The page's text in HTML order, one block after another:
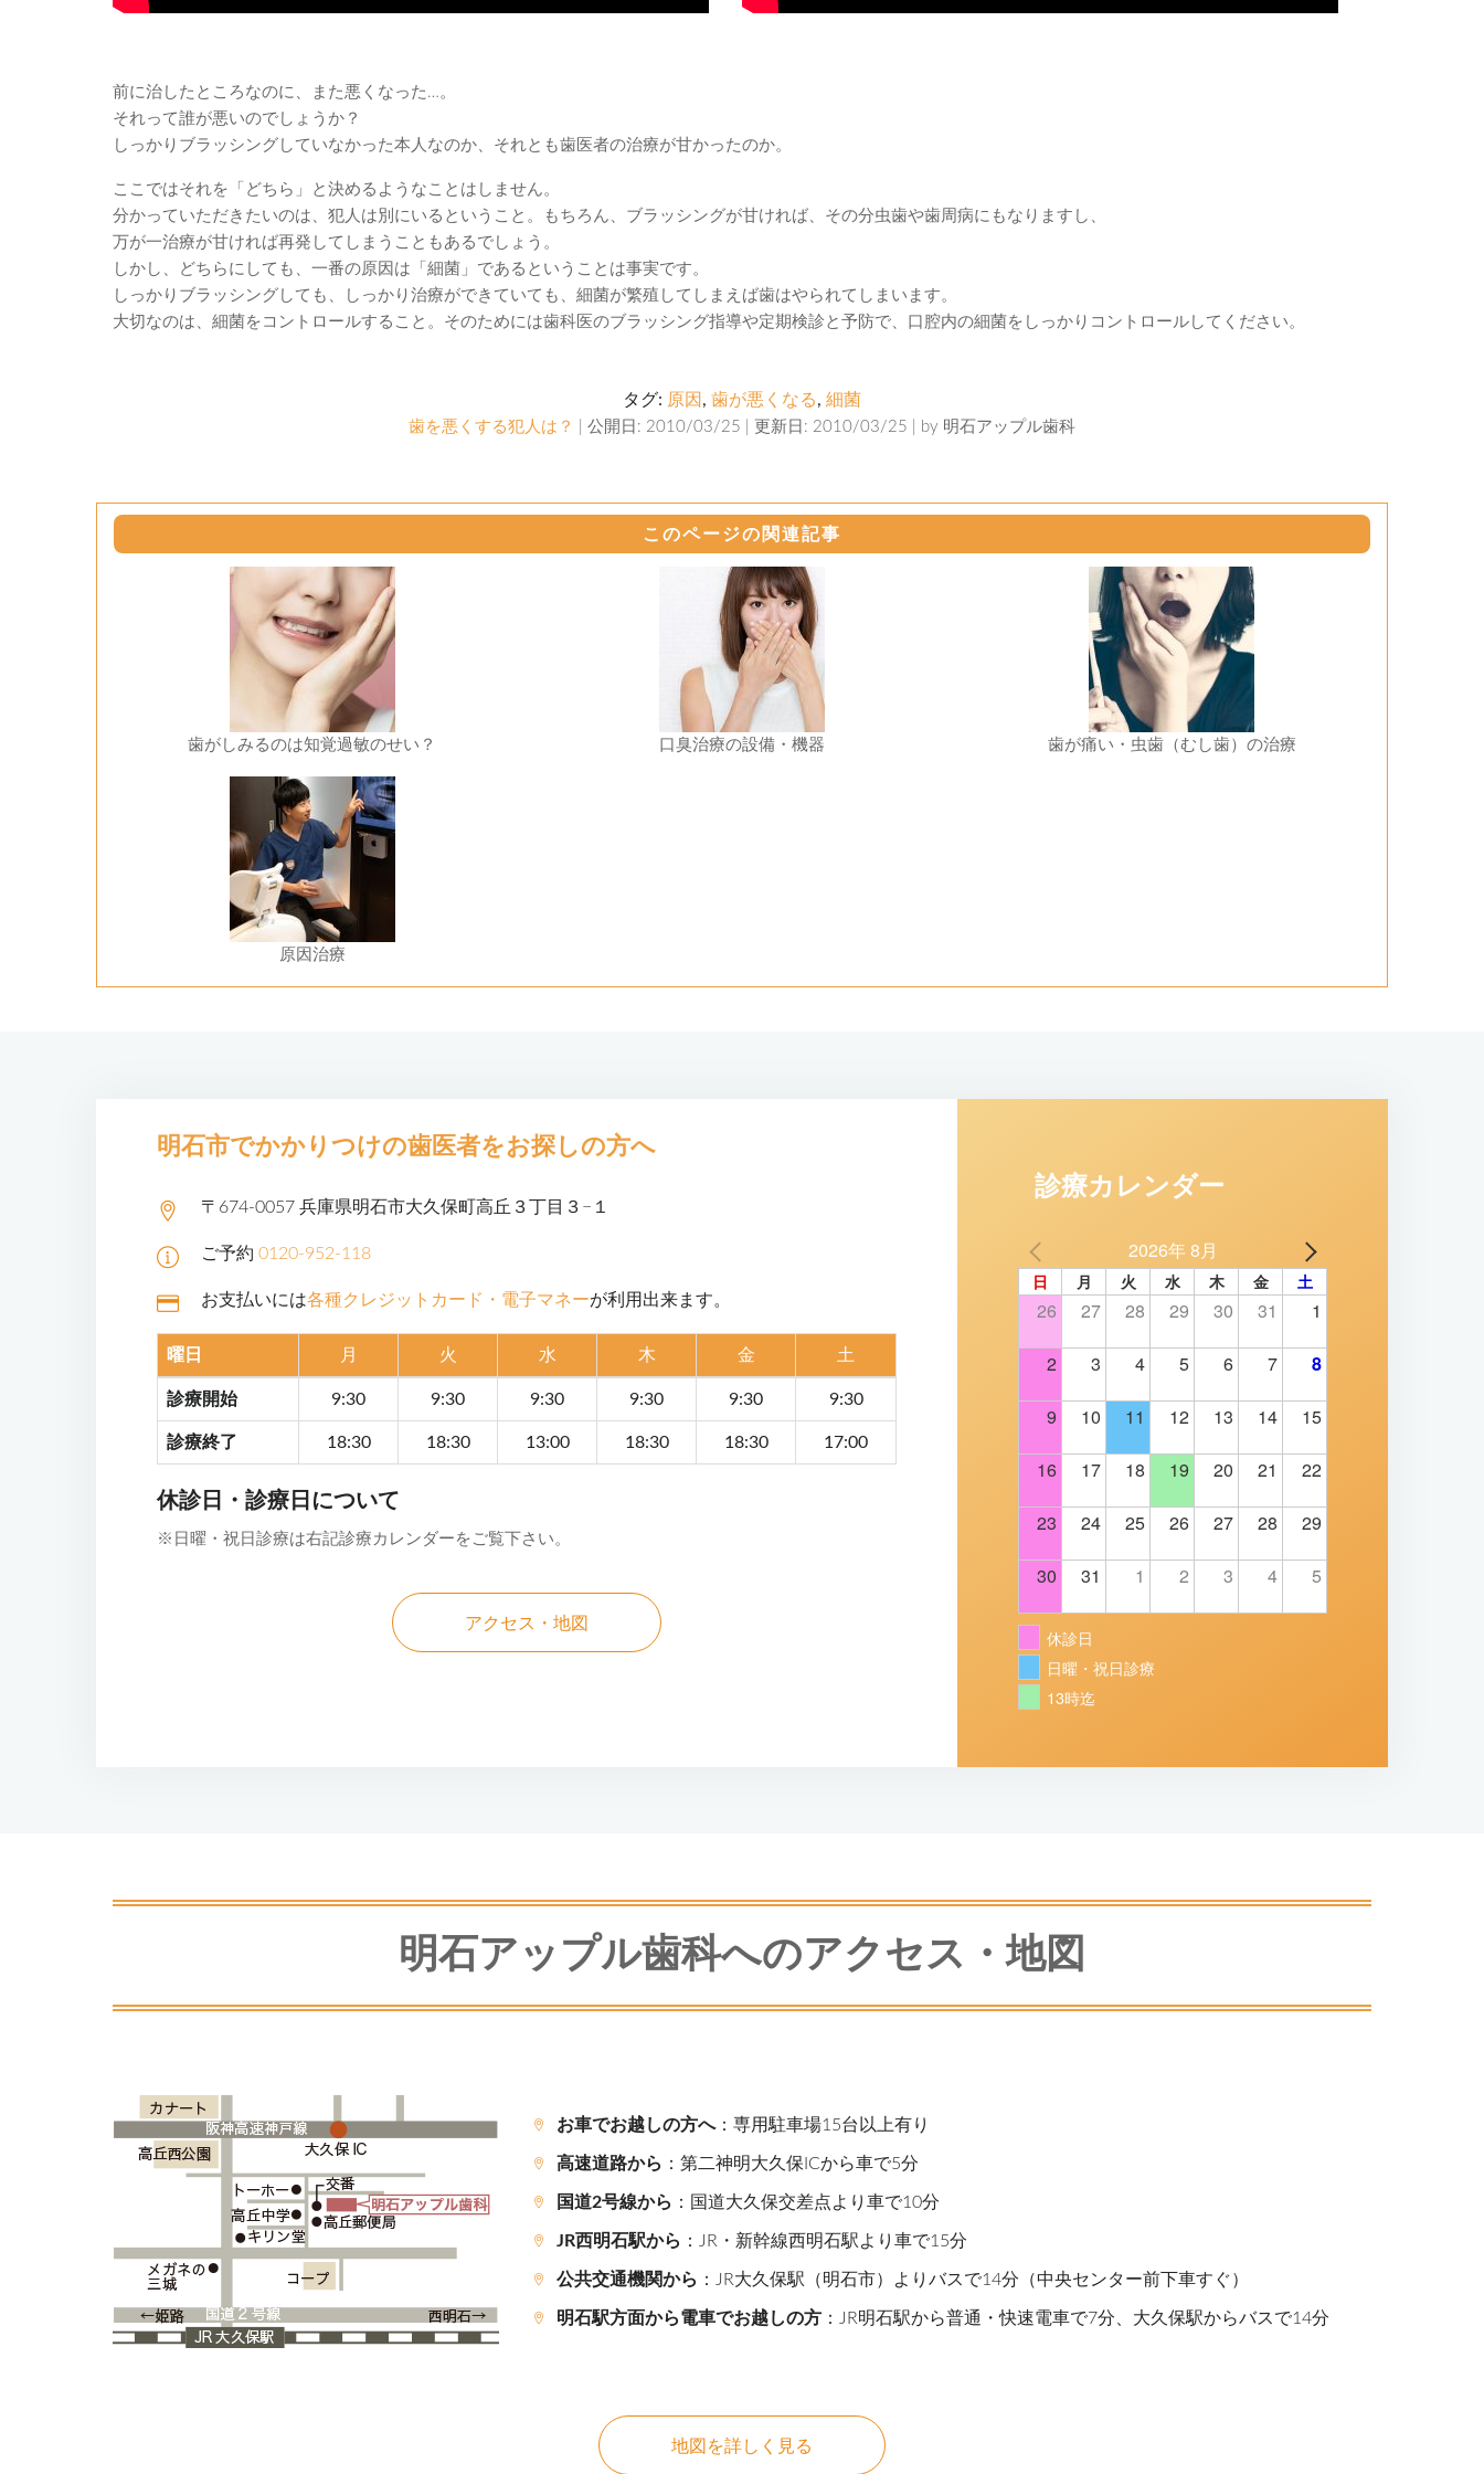
前に治したところなのに、また悪くなった…。
それって誰が悪いのでしょうか？
しっかりブラッシングしていなかった本人なのか、それとも歯医者の治療が甘かったのか。
ここではそれを「どちら」と決めるようなことはしません。
分かっていただきたいのは、犯人は別にいるということ。もちろん、ブラッシングが甘ければ、その分虫歯や歯周病にもなりますし、
万が一治療が甘ければ再発してしまうこともあるでしょう。
しかし、どちらにしても、一番の原因は「細菌」であるということは事実です。
しっかりブラッシングしても、しっかり治療ができていても、細菌が繁殖してしまえば歯はやられてしまいます。
大切なのは、細菌をコントロールすること。そのためには歯科医のブラッシング指導や定期検診と予防で、口腔内の細菌をしっかりコントロールしてください。
タグ: 原因 , 歯が悪くなる, 細菌
歯を悪くする犯人は？ | 公開日: 2010/03/25 | 更新日: 2010/03/25 | by 明石アップル歯科
このページの関連記事
歯がしみるのは知覚過敏のせい？ 口臭治療の設備・機器 歯が痛い・虫歯（むし歯）の治療
原因治療
明石市でかかりつけの歯医者をお探しの方へ
〒674-0057 兵庫県明石市大久保町高丘３丁目３−１
ご予約 0120-952-118
お支払いには各種クレジットカード・電子マネーが利用出来ます。
曜日 月 火 水 木 金 土
診療開始 9:30 9:30 9:30 9:30 9:30 9:30
診療終了 18:30 18:30 13:00 18:30 18:30 17:00
休診日・診療日について
※日曜・祝日診療は右記診療カレンダーをご覧下さい。
アクセス・地図
診療カレンダー
2026年 8月
日 月 火 水 木 金 土
26 27 28 29 30 31 1
2 3 4 5 6 7 8
9 10 11 12 13 14 15
16 17 18 19 20 21 22
23 24 25 26 27 28 29
30 31 1 2 3 4 5
休診日
日曜・祝日診療
13時迄
明石アップル歯科へのアクセス・地図
お車でお越しの方へ：専用駐車場15台以上有り
高速道路から ：第二神明大久保ICから車で5分
国道2号線から ：国道大久保交差点より車で10分
JR西明石駅から ：JR・新幹線西明石駅より車で15分
公共交通機関から ：JR大久保駅（明石市）よりバスで14分（中央センター前下車すぐ）
明石駅方面から電車でお越しの方 ：JR明石駅から普通・快速電車で7分、大久保駅からバスで14分
地図を詳しく見る